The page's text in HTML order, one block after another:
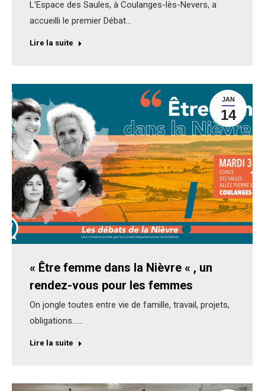
L’Espace des Saules, à Coulanges-lès-Nevers, a
accueilli le premier Débat…
Lire la suite
JAN
14
« Être femme dans la Nièvre « , un
rendez-vous pour les femmes
On jongle toutes entre vie de famille, travail, projets,
obligations……
Lire la suite